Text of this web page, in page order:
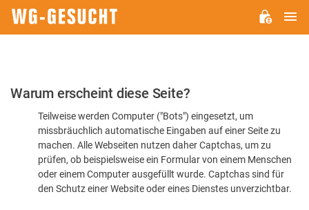
Bitte
dass
Warum erscheint diese Seite?
Teilweise werden Computer ("Bots") eingesetzt, um
missbräuchlich automatische Eingaben auf einer Seite zu
machen. Alle Webseiten nutzen daher Captchas, um zu
prüfen, ob beispielsweise ein Formular von einem Menschen
oder einem Computer ausgefüllt wurde. Captchas sind für
den Schutz einer Website oder eines Dienstes unverzichtbar.